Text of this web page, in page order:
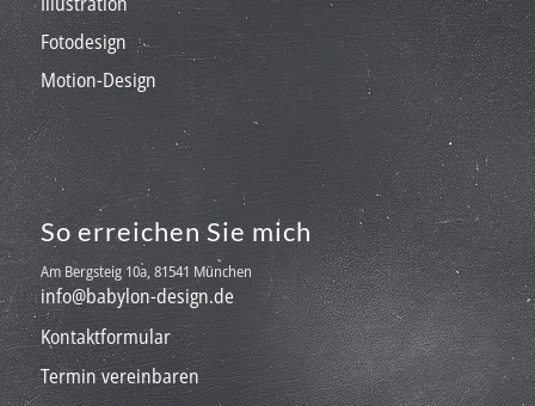
Fotodesign
Motion-Design
So erreichen Sie mich
Am Bergsteig 10a, 81541 München
info@babylon-design.de
Kontaktformular
Termin vereinbaren